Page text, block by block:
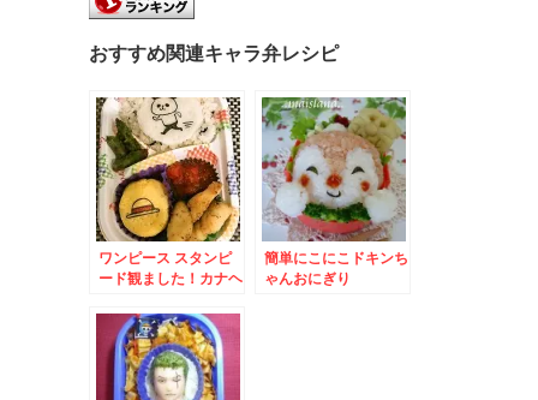
おすすめ関連キャラ弁レシピ
ワンピース スタンピ
ード観ました！カナヘ
ー・ベポ・パンダマン
キャラ弁
簡単にこにこドキンち
ゃんおにぎり